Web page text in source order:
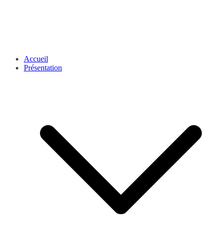
Accueil
Présentation